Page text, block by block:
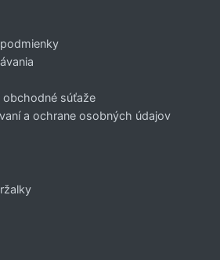
obchodné súťaže
a ochrane osobných údajov